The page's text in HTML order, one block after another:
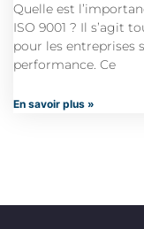
Quelle est
ISO 9001 ? Il s’agit
pour les entreprises
performance. Ce
En savoir plus »